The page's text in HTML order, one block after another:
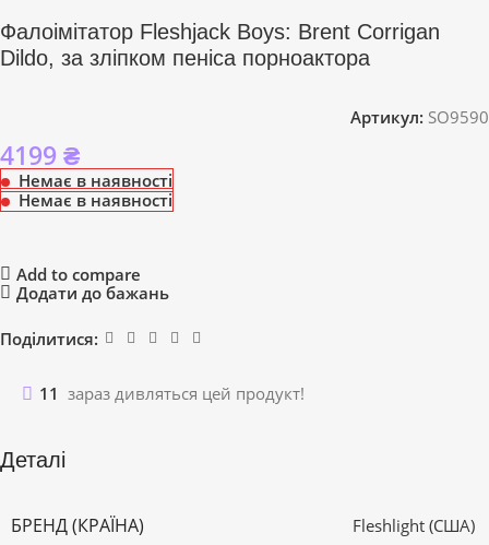
Фалоімітатор Fleshjack Boys: Brent Corrigan
Dildo, за зліпком пеніса порноактора
Артикул: SO9590
4199 ₴
Немає в наявності
Немає в наявності
Add to compare
Додати до бажань
Поділитися:
11 зараз дивляться цей продукт!
Деталі
БРЕНД (КРАЇНА) Fleshlight (США)